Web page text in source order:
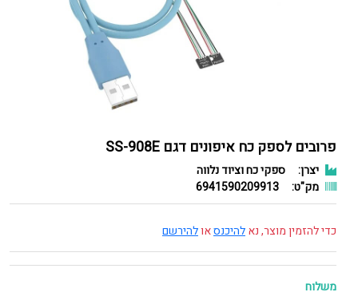
פרובים לספק כח איפונים דגם SS-908E
יצרן:
ספקי כח וציוד נלווה
מק"ט:
6941590209913
כדי להזמין מוצר, נאלהיכנסאולהירשם
משלוח